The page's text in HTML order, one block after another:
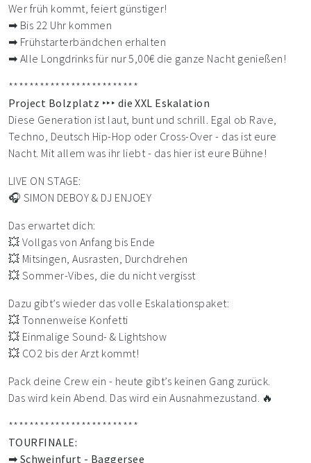
Wer früh kommt, feiert günstiger!
➡ Bis 22 Uhr kommen
➡ Frühstarterbändchen erhalten
➡ Alle Longdrinks für nur 5,00€ die ganze Nacht genießen!
*************************
Project Bolzplatz ‣‣‣ die XXL Eskalation
Diese Generation ist laut, bunt und schrill. Egal ob Rave,
Techno, Deutsch Hip-Hop oder Cross-Over - das ist eure
Nacht. Mit allem was ihr liebt - das hier ist eure Bühne!
LIVE ON STAGE:
🎧 SIMON DEBOY & DJ ENJOEY
Das erwartet dich:
💥 Vollgas von Anfang bis Ende
💥 Mitsingen, Ausrasten, Durchdrehen
💥 Sommer-Vibes, die du nicht vergisst
Dazu gibt’s wieder das volle Eskalationspaket:
💥 Tonnenweise Konfetti
💥 Einmalige Sound- & Lightshow
💥 CO2 bis der Arzt kommt!
Pack deine Crew ein - heute gibt’s keinen Gang zurück.
Das wird kein Abend. Das wird ein Ausnahmezustand. 🔥
*************************
TOURFINALE:
➡ Schweinfurt - Baggersee